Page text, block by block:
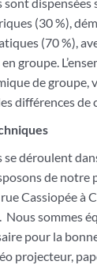
dispensées
(30 %),
(70 %),
groupe.
de groupe,
différences de
déroulent
de notre
Cassiopée à
Nous sommes
pour la
projecteur,